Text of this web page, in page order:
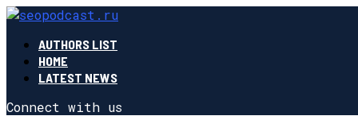
AUTHORS LIST
HOME
LATEST NEWS
Connect with us